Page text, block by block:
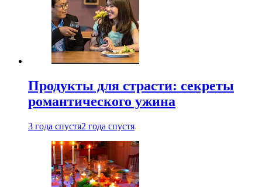
Продукты для страсти: секреты
романтического ужина
3 года спустя2 года спустя